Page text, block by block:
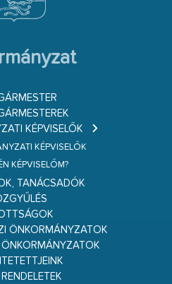
KÉPVISELŐK
KÉPVISELŐK
KÉPVISELŐM?
TANÁCSADÓK
ÖNKORMÁNYZATOK
ÖNKORMÁNYZATOK
RENDELETEK